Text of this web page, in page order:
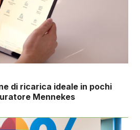
di ricarica ideale in pochi
Mennekes